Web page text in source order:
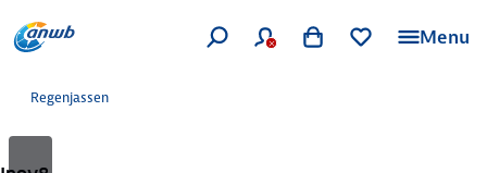
Menu
Regenjassen